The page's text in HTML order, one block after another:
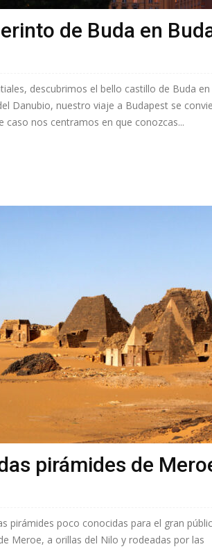
de Buda en
descubrimos el bello castillo de Buda en
Danubio, nuestro viaje a Budapest se
caso nos centramos en que conozcas...
pirámides de
pirámides poco conocidas para el gran
Meroe, a orillas del Nilo y rodeadas por las